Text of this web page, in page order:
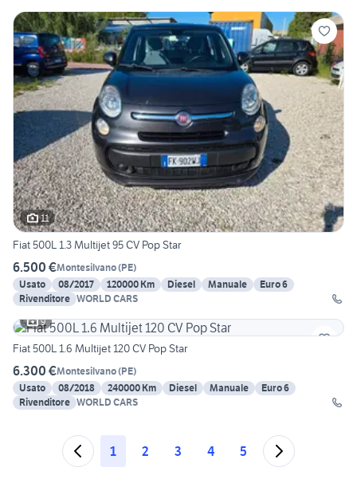
11
Fiat 500L 1.3 Multijet 95 CV Pop Star
6.500 €Montesilvano(PE)
Usato
08/2017 120000 Km Diesel Manuale
Euro 6
Rivenditore WORLD CARS
9
Fiat 500L 1.6 Multijet 120 CV Pop Star
6.300 €Montesilvano(PE)
Usato
08/2018 240000 Km Diesel Manuale
Euro 6
Rivenditore WORLD CARS
1 2 3 4 5